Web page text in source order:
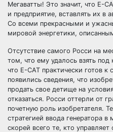
Мегаватты! Это значит, что Е-
и предприятие, вставлять их
Со всеми прекрасными и
мировой энергетики,
Отсутствие самого Росси на
том, что ему удалось взять
что Е-САТ практически готов к
появились сведения, что
продать свое детище на
отказаться. Росси оттерли от
почетную роль изобретателя.
стратегией ввода генератора
скорей всего те, кто